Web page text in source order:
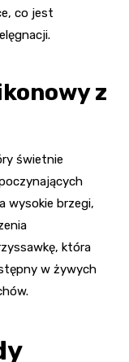
co jest
z
świetnie
wysokie brzegi,
która
w żywych